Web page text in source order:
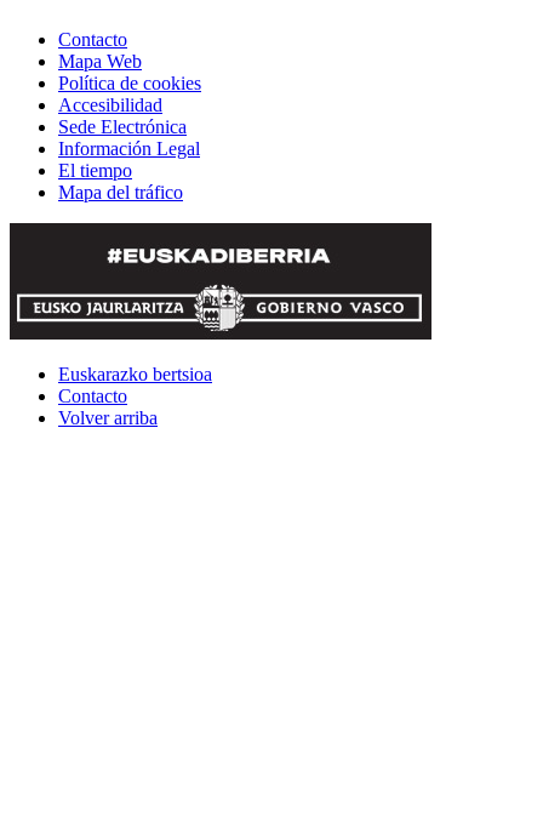
Contacto
Mapa Web
Política de cookies
Accesibilidad
Sede Electrónica
Información Legal
El tiempo
Mapa del tráfico
Euskarazko bertsioa
Contacto
Volver arriba